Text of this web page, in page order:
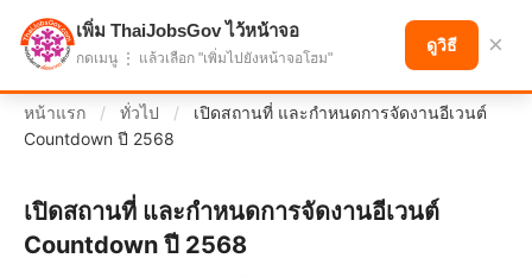
แบ่งปันโอกาส เพื่ออนาคตที่ก้าวหน้า
หน้าแรก / ทั่วไป /
เปิดสถานที่ และกำหนดการจัดงานอีเวนต์
Countdown ปี 2568
เปิดสถานที่ และกำหนดการจัดงานอีเวนต์
Countdown ปี 2568
เพิ่ม ThaiJobsGov ไว้หน้าจอ
กดเมนู ⋮ แล้วเลือก "เพิ่มไปยังหน้าจอโฮม"
ดูวิธี ×